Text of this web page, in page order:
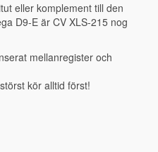
eller komplement till den
D9-E är CV XLS-215 nog
mellanregister och
kör alltid först!